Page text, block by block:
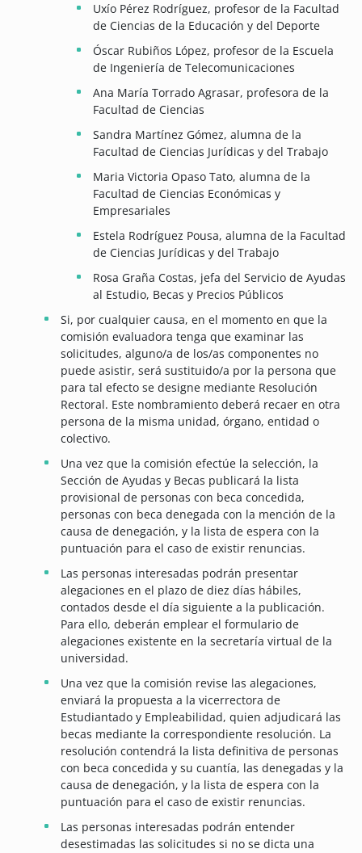
Uxío Pérez Rodríguez, profesor de la Facultad
de Ciencias de la Educación y del Deporte
Óscar Rubiños López, profesor de la Escuela
de Ingeniería de Telecomunicaciones
Ana María Torrado Agrasar, profesora de la
Facultad de Ciencias
Sandra Martínez Gómez, alumna de la
Facultad de Ciencias Jurídicas y del Trabajo
Maria Victoria Opaso Tato, alumna de la
Facultad de Ciencias Económicas y
Empresariales
Estela Rodríguez Pousa, alumna de la Facultad
de Ciencias Jurídicas y del Trabajo
Rosa Graña Costas, jefa del Servicio de Ayudas
al Estudio, Becas y Precios Públicos
Si, por cualquier causa, en el momento en que la
comisión evaluadora tenga que examinar las
solicitudes, alguno/a de los/as componentes no
puede asistir, será sustituido/a por la persona que
para tal efecto se designe mediante Resolución
Rectoral. Este nombramiento deberá recaer en otra
persona de la misma unidad, órgano, entidad o
colectivo.
Una vez que la comisión efectúe la selección, la
Sección de Ayudas y Becas publicará la lista
provisional de personas con beca concedida,
personas con beca denegada con la mención de la
causa de denegación, y la lista de espera con la
puntuación para el caso de existir renuncias.
Las personas interesadas podrán presentar
alegaciones en el plazo de diez días hábiles,
contados desde el día siguiente a la publicación.
Para ello, deberán emplear el formulario de
alegaciones existente en la secretaría virtual de la
universidad.
Una vez que la comisión revise las alegaciones,
enviará la propuesta a la vicerrectora de
Estudiantado y Empleabilidad, quien adjudicará las
becas mediante la correspondiente resolución. La
resolución contendrá la lista definitiva de personas
con beca concedida y su cuantía, las denegadas y la
causa de denegación, y la lista de espera con la
puntuación para el caso de existir renuncias.
Las personas interesadas podrán entender
desestimadas las solicitudes si no se dicta una